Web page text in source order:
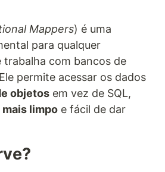
Mappers) é uma
para qualquer
trabalha com bancos de
permite acessar os dados
objetos em vez de SQL,
mais limpo e fácil de dar